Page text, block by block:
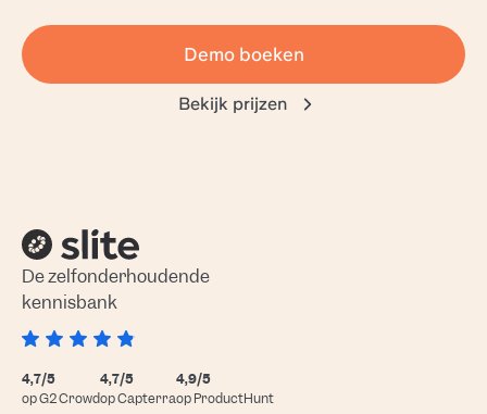
Demo boeken
Bekijk prijzen
De zelfonderhoudende
kennisbank
4,7/5
op G2 Crowd
4,7/5
op Capterra
4,9/5
op ProductHunt